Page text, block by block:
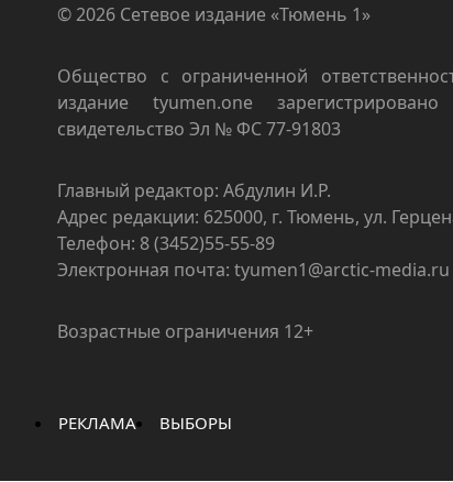
© 2026 Сетевое издание «Тюмень 1»
Общество с ограниченной
издание tyumen.one зарегистрировано
свидетельство Эл № ФС 77-91803
Главный редактор: Абдулин И.Р.
Адрес редакции: 625000, г. Тюмень, ул.
Телефон: 8 (3452)55-55-89
Электронная почта: tyumen1@arctic-media.ru
Возрастные ограничения 12+
РЕКЛАМА ВЫБОРЫ